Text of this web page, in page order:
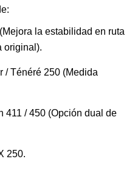
la estabilidad en ruta
original).
/ Ténéré 250 (Medida
411 / 450 (Opción dual de
250.